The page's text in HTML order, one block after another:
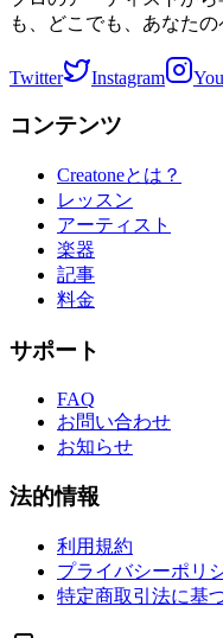
も、どこでも、あなたの
Twitter Instagram
コンテンツ
Creatoneとは？
レッスン
アーティスト
楽器
記事
料金
サポート
FAQ
お問い合わせ
お知らせ
法的情報
利用規約
プライバシーポリ
特定商取引法に基